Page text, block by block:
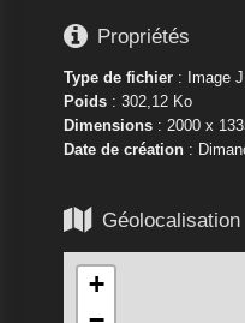
 Propriétés
Type de fichier: Image
Poids: 302,12 Ko
Dimensions: 2000 x
Date de création:
 Géolocalisation
+